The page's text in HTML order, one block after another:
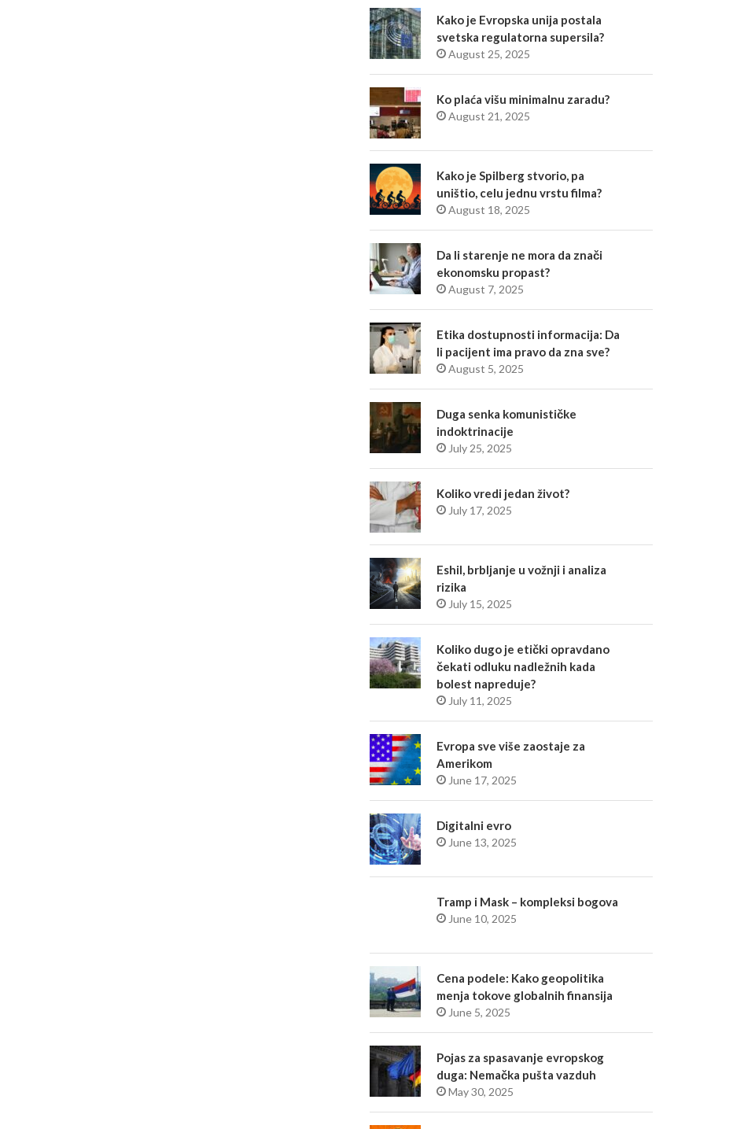
Kako je Evropska unija postala
svetska regulatorna supersila?
August 25, 2025
Ko plaća višu minimalnu zaradu?
August 21, 2025
Kako je Spilberg stvorio, pa
uništio, celu jednu vrstu filma?
August 18, 2025
Da li starenje ne mora da znači
ekonomsku propast?
August 7, 2025
Etika dostupnosti informacija: Da
li pacijent ima pravo da zna sve?
August 5, 2025
Duga senka komunističke
indoktrinacije
July 25, 2025
Koliko vredi jedan život?
July 17, 2025
Eshil, brbljanje u vožnji i analiza
rizika
July 15, 2025
Koliko dugo je etički opravdano
čekati odluku nadležnih kada
bolest napreduje?
July 11, 2025
Evropa sve više zaostaje za
Amerikom
June 17, 2025
Digitalni evro
June 13, 2025
Tramp i Mask – kompleksi bogova
June 10, 2025
Cena podele: Kako geopolitika
menja tokove globalnih finansija
June 5, 2025
Pojas za spasavanje evropskog
duga: Nemačka pušta vazduh
May 30, 2025